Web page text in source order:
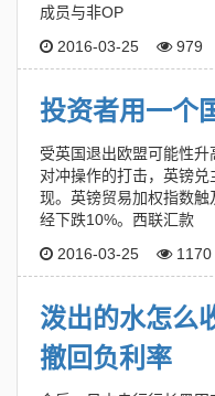
成员与非OP
2016-03-25
979
投资者用一个
受英国退出欧盟可能性
对冲操作的打击，英镑
现。英镑贸易加权指数
经下跌10%。西联汇款
2016-03-25
1170
泼出的水怎么
撤回负利率